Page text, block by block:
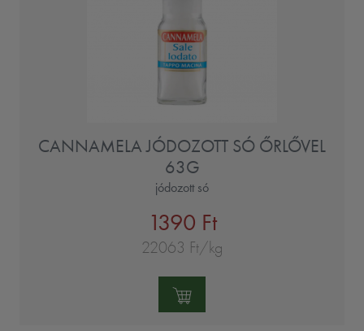
CANNAMELA JÓDOZOTT SÓ ŐRLŐVEL
63G
jódozott só
1390 Ft
22063 Ft/kg
Mennyiség: